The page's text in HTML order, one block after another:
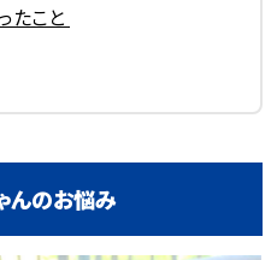
たこと
んのお悩み